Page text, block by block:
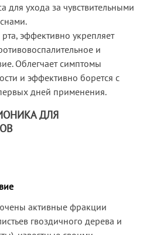
для ухода за чувствительными
эффективно укрепляет
и
Облегчает симптомы
и эффективно борется с
дней применения.
ДЛЯ
активные фракции
гвоздичного дерева и